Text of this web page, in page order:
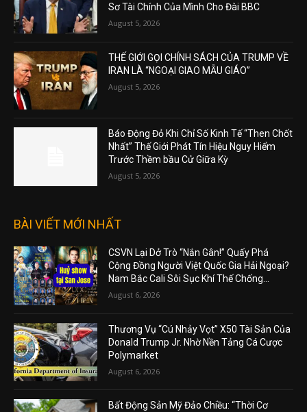
Sơ Tài Chính Của Mình Cho Đài BBC
August 5, 2026
THẾ GIỚI GỌI CHÍNH SÁCH CỦA TRUMP VỀ
IRAN LÀ “NGOẠI GIAO MẪU GIÁO”
August 5, 2026
Báo Động Đỏ Khi Chỉ Số Kinh Tế “Then Chốt
Nhất” Thế Giới Phát Tín Hiệu Nguy Hiểm
Trước Thềm bầu Cử Giữa Kỳ
August 5, 2026
BÀI VIẾT MỚI NHẤT
CSVN Lại Dở Trò “Nắn Gân!” Quấy Phá
Cộng Đồng Người Việt Quốc Gia Hải Ngoại?
Nam Bắc Cali Sôi Sục Khí Thế Chống...
August 6, 2026
Thương Vụ “Cú Nhảy Vọt” X50 Tài Sản Của
Donald Trump Jr. Nhờ Nền Tảng Cá Cược
Polymarket
August 6, 2026
Bất Động Sản Mỹ Đảo Chiều: “Thời Cơ